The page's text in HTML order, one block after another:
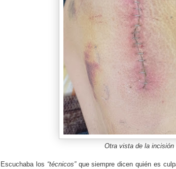
Otra vista de la incisión
Escuchaba los “técnicos”que siempre dicen quién es